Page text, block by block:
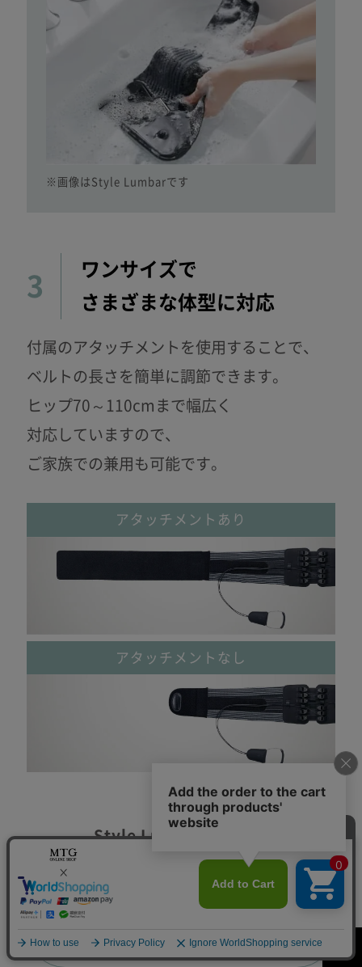
※画像はStyle Lumbarです
3
ワンサイズで
さまざまな体型に対応
付属のアタッチメントを使用することで、
ベルトの長さを簡単に調節できます。
ヒップ70～110cmまで幅広く
対応して いますので、
ご家族での兼用も可能です。
アタッチメントあり
アタッチメントなし
Style Lumbarシリーズ
商品ラインナップ
スタイルランバーアクティブ